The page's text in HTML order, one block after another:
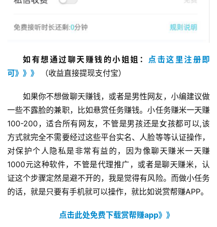
如有想通过聊天赚钱的小姐姐： 点击这里注册即
可》》》
（收益直接提现支付宝）
如果你不想做聊天赚钱，或者是男性网友，小编建议做
一些不露脸的兼职，比如悬赏任务赚钱。小任务赚米一天赚
100-200，适合所有网友，不管是男孩还是女孩都可以,该
方式就完全不需要经过这些平台实名、人脸等等认证操作，
对保护个人隐私是非常有益的，因为像聊天赚米一天赚
1000元这种软件，不管是代理推广，或者是聊天赚米，认
证这个步骤定然是避不开的，我是觉得有风险。而做小任务
的话，就是只要有手机就可以操作，就比如说赏帮赚APP。
点击此处免费下载赏帮赚app》》